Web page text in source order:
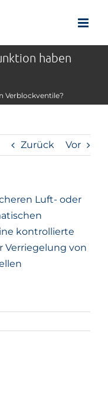
haben
Verblockventile?
Zurück Vor
Luft- oder
kontrollierte
Verriegelung von